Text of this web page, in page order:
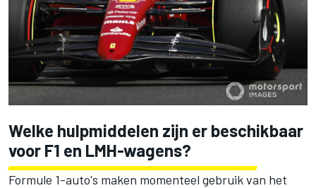
Welke hulpmiddelen zijn er beschikbaar
voor F1 en LMH-wagens?
Formule 1-auto's maken momenteel gebruik van het